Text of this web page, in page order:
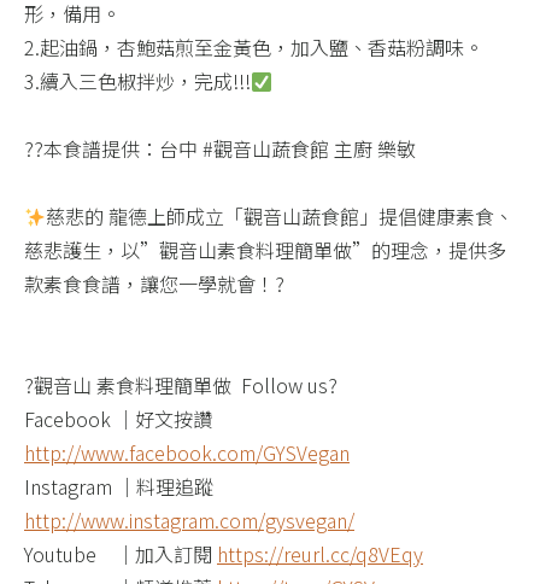
形，備用。​
2.起油鍋，杏鮑菇煎至金黃色，加入鹽、香菇粉調味。​
3.續入三色椒拌炒，完成!!!
??本食譜提供：台中 #觀音山蔬食館 主廚 樂敏​
慈悲的 龍德上師成立「觀音山蔬食館」提倡健康素食、
慈悲護生，以”觀音山素食料理簡單做”的理念，提供多
款素食食譜，讓您一學就會！?​
?觀音山 素食料理簡單做 ​ Follow us?​
Facebook ｜好文按讚
http://www.facebook.com/GYSVegan​
Instagram ｜料理追蹤
http://www.instagram.com/gysvegan/​
Youtube ​ ​ ​ ｜加入訂閱 https://reurl.cc/q8VEqy​